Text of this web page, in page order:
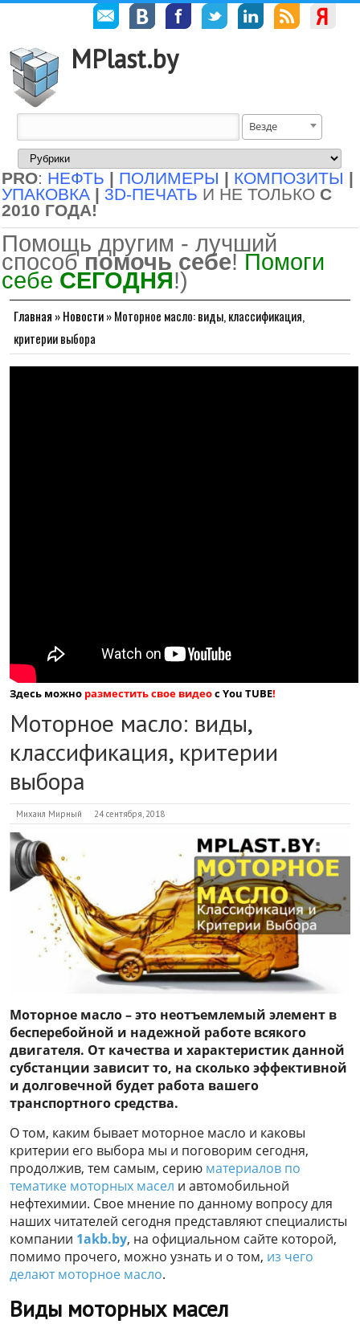
MPlast.by
Везде
PRO: НЕФТЬ | ПОЛИМЕРЫ | КОМПОЗИТЫ |
УПАКОВКА | 3D-ПЕЧАТЬ И НЕ ТОЛЬКО С
2010 ГОДА!
Помощь другим - лучший
способ помочь себе! Помоги
себе СЕГОДНЯ!)
Главная »Новости»Моторное масло: виды, классификация,
критерии выбора
Здесь можно разместить свое видеос You TUBE!
Моторное масло: виды,
классификация, критерии
выбора
Михаил Мирный 24 сентября, 2018
Моторное масло – это неотъемлемый элемент в
бесперебойной и надежной работе всякого
двигателя. От качества и характеристик данной
субстанции зависит то, на сколько эффективной
и долговечной будет работа вашего
транспортного средства.
О том, каким бывает моторное масло и каковы
критерии его выбора мы и поговорим сегодня,
продолжив, тем самым, серию материалов по
тематике моторных масел и автомобильной
нефтехимии. Свое мнение по данному вопросу для
наших читателей сегодня представляют специалисты
компании 1akb.by, на официальном сайте которой,
помимо прочего, можно узнать и о том, из чего
делают моторное масло.
Виды моторных масел